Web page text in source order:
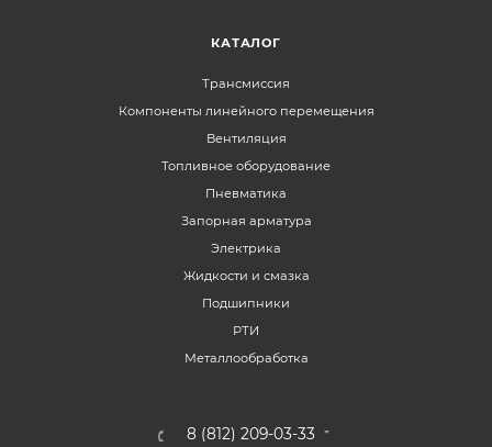
КАТАЛОГ
Трансмиссия
Компоненты линейного перемещения
Вентиляция
Топливное оборудование
Пневматика
Запорная арматура
Электрика
Жидкости и смазка
Подшипники
РТИ
Металлообработка
8 (812) 209-03-33